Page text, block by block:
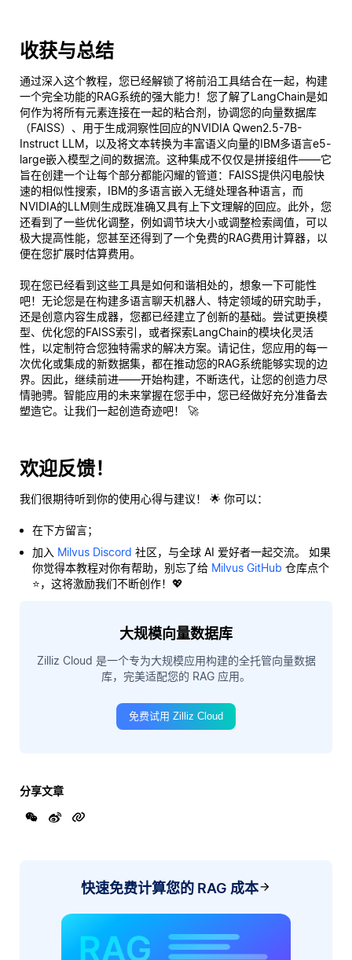
收获与总结
通过深入这个教程，您已经解锁了将前沿工具结合在一起，构建
一个完全功能的RAG系统的强大能力！您了解了LangChain是如
何作为将所有元素连接在一起的粘合剂，协调您的向量数据库
（FAISS）、用于生成洞察性回应的NVIDIA Qwen2.5-7B-
Instruct LLM，以及将文本转换为丰富语义向量的IBM多语言e5-
large嵌入模型之间的数据流。这种集成不仅仅是拼接组件——它
旨在创建一个让每个部分都能闪耀的管道：FAISS提供闪电般快
速的相似性搜索，IBM的多语言嵌入无缝处理各种语言，而
NVIDIA的LLM则生成既准确又具有上下文理解的回应。此外，您
还看到了一些优化调整，例如调节块大小或调整检索阈值，可以
极大提高性能，您甚至还得到了一个免费的RAG费用计算器，以
便在您扩展时估算费用。
现在您已经看到这些工具是如何和谐相处的，想象一下可能性
吧！无论您是在构建多语言聊天机器人、特定领域的研究助手，
还是创意内容生成器，您都已经建立了创新的基础。尝试更换模
型、优化您的FAISS索引，或者探索LangChain的模块化灵活
性，以定制符合您独特需求的解决方案。请记住，您应用的每一
次优化或集成的新数据集，都在推动您的RAG系统能够实现的边
界。因此，继续前进——开始构建，不断迭代，让您的创造力尽
情驰骋。智能应用的未来掌握在您手中，您已经做好充分准备去
塑造它。让我们一起创造奇迹吧！ 🚀
欢迎反馈！
我们很期待听到你的使用心得与建议！ 🌟 你可以：
在下方留言；
加入 Milvus Discord 社区，与全球 AI 爱好者一起交流。 如果
你觉得本教程对你有帮助，别忘了给 Milvus GitHub 仓库点个
⭐，这将激励我们不断创作！💖
大规模向量数据库
Zilliz Cloud 是一个专为大规模应用构建的全托管向量数据
库，完美适配您的 RAG 应用。
免费试用 Zilliz Cloud
分享文章
快速免费计算您的 RAG 成本